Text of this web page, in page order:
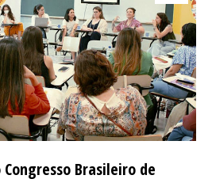
Brasileiro de